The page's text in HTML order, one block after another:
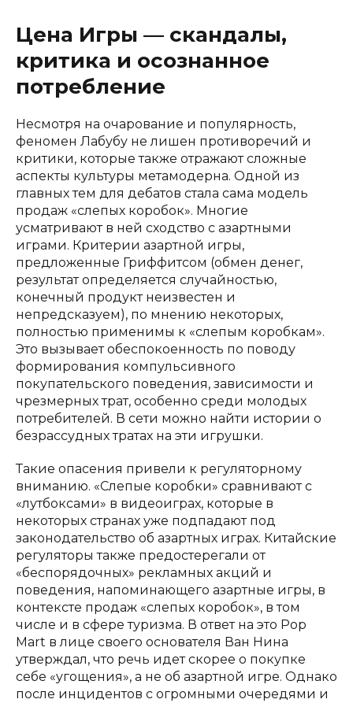
Цена Игры — скандалы,
критика и осознанное
потребление
Несмотря на очарование и популярность,
феномен Лабубу не лишен противоречий и
критики, которые также отражают сложные
аспекты культуры метамодерна. Одной из
главных тем для дебатов стала сама модель
продаж «слепых коробок». Многие
усматривают в ней сходство с азартными
играми. Критерии азартной игры,
предложенные Гриффитсом (обмен денег,
результат определяется случайностью,
конечный продукт неизвестен и
непредсказуем), по мнению некоторых,
полностью применимы к «слепым коробкам».
Это вызывает обеспокоенность по поводу
формирования компульсивного
покупательского поведения, зависимости и
чрезмерных трат, особенно среди молодых
потребителей. В сети можно найти истории о
безрассудных тратах на эти игрушки.
Такие опасения привели к регуляторному
вниманию. «Слепые коробки» сравнивают с
«лутбоксами» в видеоиграх, которые в
некоторых странах уже подпадают под
законодательство об азартных играх. Китайские
регуляторы также предостерегали от
«беспорядочных» рекламных акций и
поведения, напоминающего азартные игры, в
контексте продаж «слепых коробок», в том
числе и в сфере туризма. В ответ на это Pop
Mart в лице своего основателя Ван Нина
утверждал, что речь идет скорее о покупке
себе «угощения», а не об азартной игре. Однако
после инцидентов с огромными очередями и